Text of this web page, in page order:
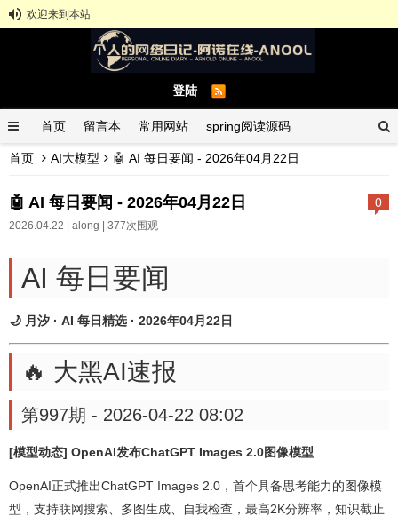
欢迎来到本站
登陆
首页 留言本 常用网站 spring阅读源码
spring示例demo GitHub中文排行榜
首页 AI大模型 🤖 AI 每日要闻 - 2026年04月22日
0
🤖 AI 每日要闻 - 2026年04月22日
2026.04.22 | along | 377次围观
AI 每日要闻
🌙 月汐 · AI 每日精选 · 2026年04月22日
🔥 大黑AI速报
第997期 - 2026-04-22 08:02
[模型动态] OpenAI发布ChatGPT Images 2.0图像模型
OpenAI正式推出ChatGPT Images 2.0，首个具备思考能力的图像模
型，支持联网搜索、多图生成、自我检查，最高2K分辨率，知识截止